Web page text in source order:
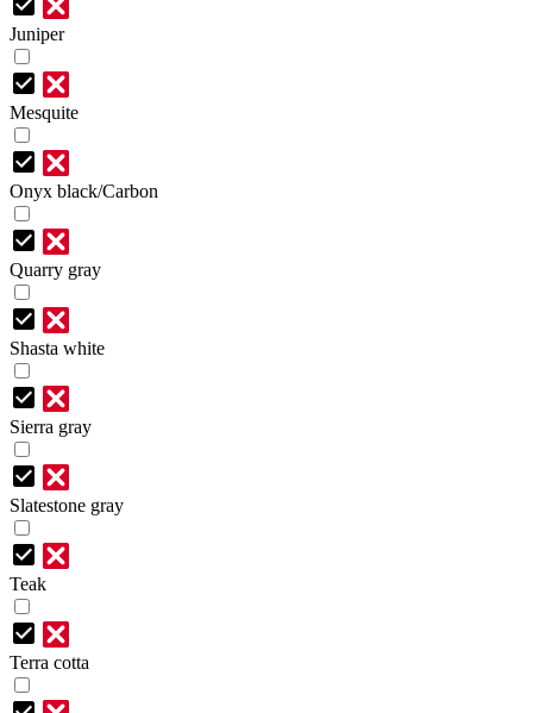
Juniper
Mesquite
Onyx black/Carbon
Quarry gray
Shasta white
Sierra gray
Slatestone gray
Teak
Terra cotta